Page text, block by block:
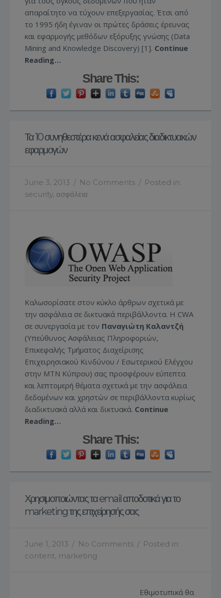
απαραίτητο να τύχουν επεξεργασίας. Έτσι από
το 1995 ήδη έγιναν οι πρώτες δράσεις έρευνας
και εφαρμογής μεθόδων εξόρυξης γνώσης (Data
Mining and Knowledge Discovery) [1]. Continue
Reading…
Share This:
Τα 10 συνηθεστέρα κενά ασφαλείας διαδικτυακών
εφαρμογών
June 3, 2013 / No Comments / Posted in:
security, ασφάλεια
Καλωσορίσατε στον κύκλο άρθρων σχετικά με
την ασφάλεια σε δικτυακά περιβάλλοντα. Η CWA
σε συνεργασία με τον Παναγιώτη Καλαντζή
(Υπεύθυνος Ασφάλειας Πληροφοριών,
Επικεφαλής Τμήματος Διαχείρισης
Επιχειρησιακού Κινδύνου / Εσωτερικού Ελέγχου
στην MΤΝ Κύπρου) σας προσφέρουν εύπεπτα
και λεπτομερή θέματα σχετικά με την ασφάλεια
δεδομένων και χρηστών σε περιβάλλοντα κυρίως
διαδικτυακά αλλά και δικτυακά. Continue
Reading…
Share This:
Χρησιμοποιώντας τα email αποδοτικά για το
marketing της επιχείρησής σας
June 1, 2013 / No Comments / Posted in:
content, marketing
Εθιμοτυπικά θα